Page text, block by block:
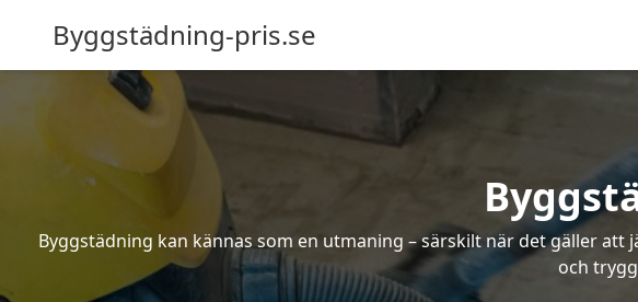
Byggstädning-pris.se
Byggstädning kan kännas som en utmaning – särskilt när det gäller
och